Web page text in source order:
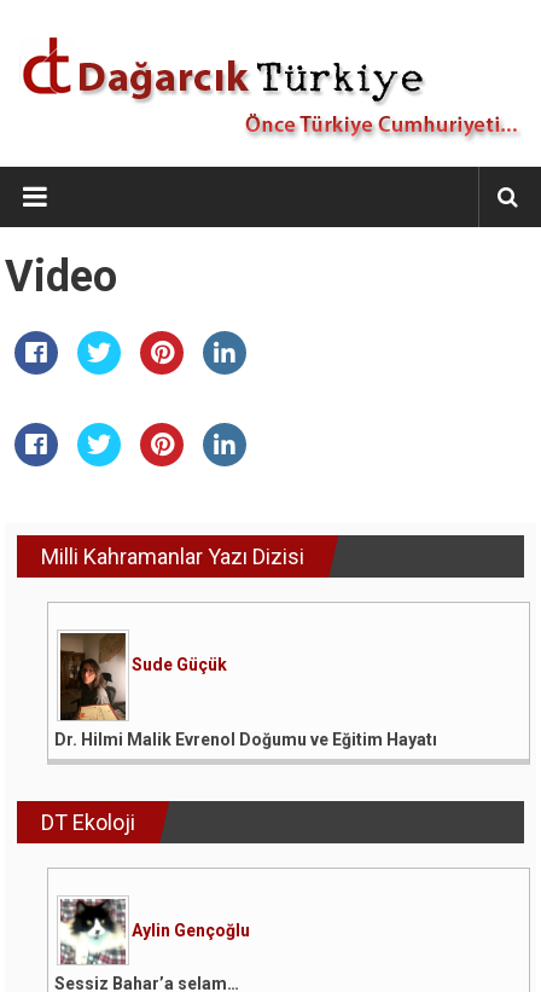
Dağarcık
Türkiye
Önce
Türkiye
Video
Milli Kahramanlar Yazı Dizisi
Sude Güçük
Dr. Hilmi Malik Evrenol Doğumu ve Eğitim Hayatı
DT Ekoloji
Aylin Gençoğlu
Sessiz Bahar’a selam…